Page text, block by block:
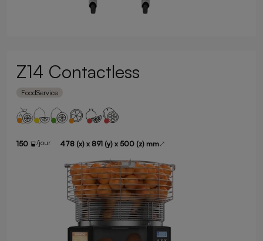
Z14 Contactless
FoodService
150 /jour 478 (x) x 891 (y) x 500 (z) mm